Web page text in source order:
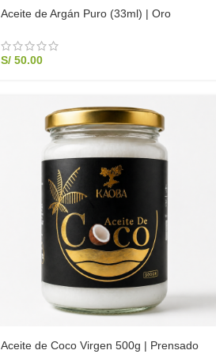
Aceite de Argán Puro (33ml) | Oro
Extrema y Antiedad
S/50.00
Aceite de Coco Virgen 500g | Prensado